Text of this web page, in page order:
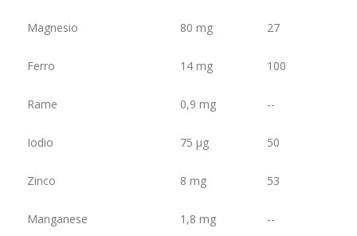
Magnesio 80 mg 27
Ferro 14 mg 100
Rame 0,9 mg --
Iodio 75 µg 50
Zinco 8 mg 53
Manganese 1,8 mg --